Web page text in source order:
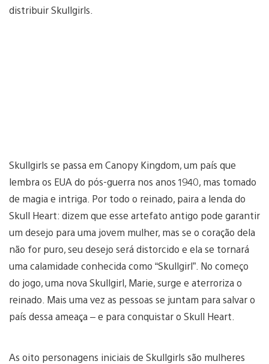
distribuir Skullgirls.
Skullgirls se passa em Canopy Kingdom, um país que
lembra os EUA do pós-guerra nos anos 1940, mas tomado
de magia e intriga. Por todo o reinado, paira a lenda do
Skull Heart: dizem que esse artefato antigo pode garantir
um desejo para uma jovem mulher, mas se o coração dela
não for puro, seu desejo será distorcido e ela se tornará
uma calamidade conhecida como “Skullgirl”. No começo
do jogo, uma nova Skullgirl, Marie, surge e aterroriza o
reinado. Mais uma vez as pessoas se juntam para salvar o
país dessa ameaça – e para conquistar o Skull Heart.
As oito personagens iniciais de Skullgirls são mulheres